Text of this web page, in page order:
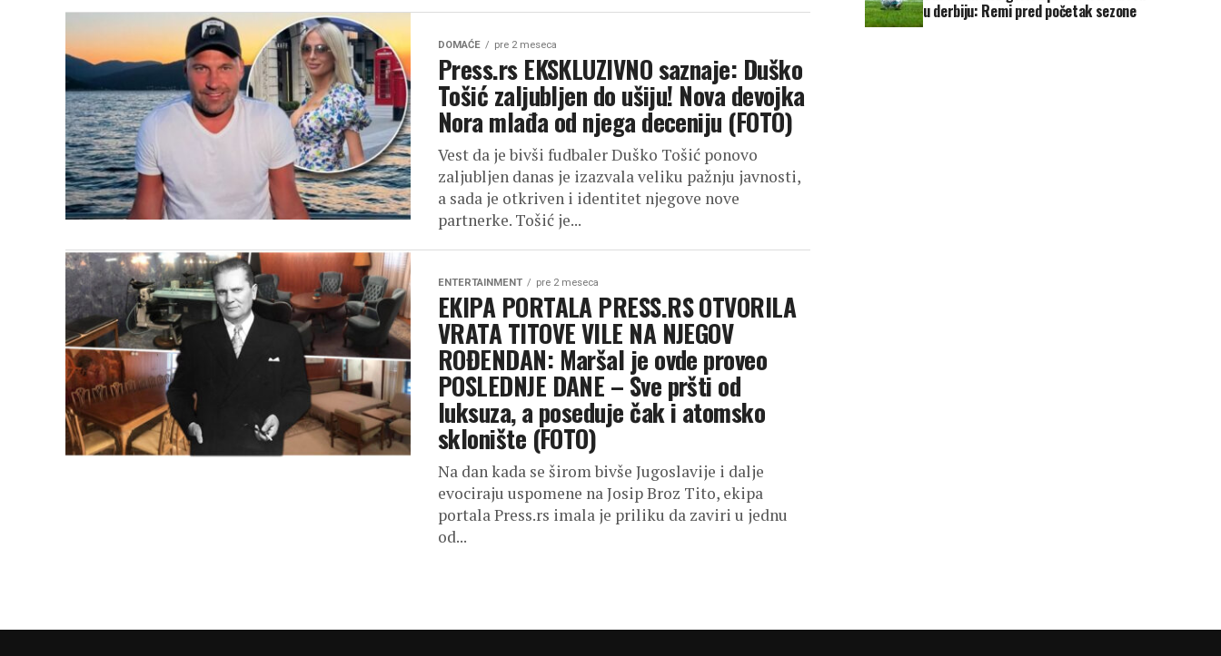
DOMAĆE pre 2 meseca
Press.rs EKSKLUZIVNO saznaje: Duško
Tošić zaljubljen do ušiju! Nova devojka
Nora mlađa od njega deceniju (FOTO)
Vest da je bivši fudbaler Duško Tošić ponovo
zaljubljen danas je izazvala veliku pažnju javnosti,
a sada je otkriven i identitet njegove nove
partnerke. Tošić je...
ENTERTAINMENT pre 2 meseca
EKIPA PORTALA PRESS.RS OTVORILA
VRATA TITOVE VILE NA NJEGOV
ROĐENDAN: Maršal je ovde proveo
POSLEDNJE DANE – Sve pršti od
luksuza, a poseduje čak i atomsko
sklonište (FOTO)
Na dan kada se širom bivše Jugoslavije i dalje
evociraju uspomene na Josip Broz Tito, ekipa
portala Press.rs imala je priliku da zaviri u jednu
od...
u derbiju: Remi pred početak sezone